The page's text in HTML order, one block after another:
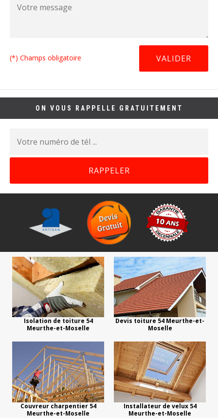
(*) Champs obligatoire
ON VOUS RAPPELLE GRATUITEMENT
Isolation de toiture 54
Meurthe-et-Moselle
Devis toiture 54 Meurthe-et-
Moselle
Couvreur charpentier 54
Meurthe-et-Moselle
Installateur de velux 54
Meurthe-et-Moselle